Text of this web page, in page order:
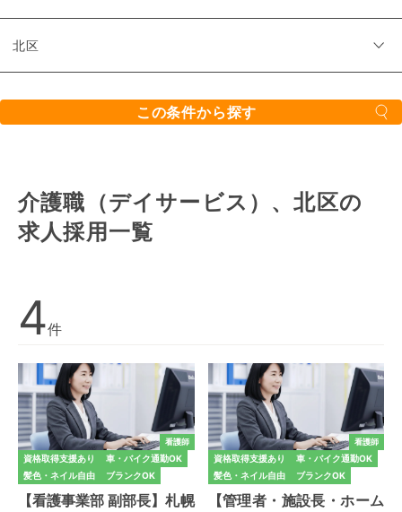
北区
この条件から探す
介護職（デイサービス）、北区の
求人採用一覧
4件
資格取得支援あり
車・バイク通勤OK
髪色・ネイル自由
ブランクOK
【看護事業部 副部長】札幌
看護師
資格取得支援あり
車・バイク通勤OK
髪色・ネイル自由
ブランクOK
【管理者・施設長・ホーム
看護師